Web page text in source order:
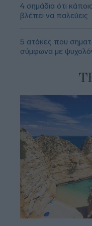
4 σημάδια ότι
βλέπει να παλεύεις
5 ατάκες που
σύμφωνα με